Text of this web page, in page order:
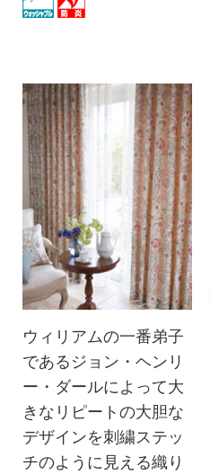
ウィリアムの一番弟子
であるジョン・ヘンリ
ー・ダールによって大
きなリピートの大胆な
デザインを刺繍ステッ
チのように見える織り